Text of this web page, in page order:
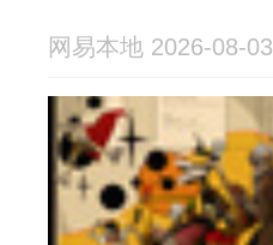
网易本地 2026-08-03